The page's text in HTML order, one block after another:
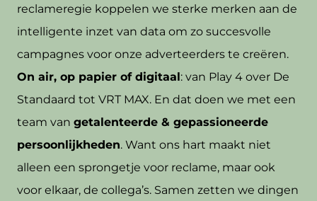
reclameregie koppelen we sterke merken aan de
intelligente inzet van data om zo succesvolle
campagnes voor onze adverteerders te creëren.
On air, op papier of digitaal: van Play 4 over De
Standaard tot VRT MAX. En dat doen we met een
team van getalenteerde & gepassioneerde
persoonlijkheden. Want ons hart maakt niet
alleen een sprongetje voor reclame, maar ook
voor elkaar, de collega’s. Samen zetten we dingen